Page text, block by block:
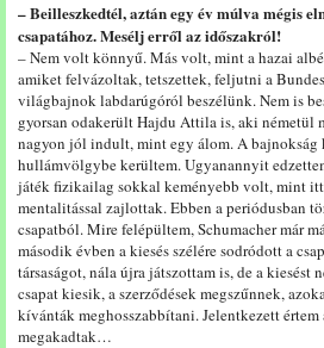
– Beilleszkedtél, aztán egy év múlva mégis
csapatához. Mesélj erről az időszakról!
– Nem volt könnyű. Más volt, mint a hazai
amiket felvázoltak, tetszettek, feljutni a
világbajnok labdarúgóról beszélünk. Nem is
gyorsan odakerült Hajdu Attila is, aki németül
nagyon jól indult, mint egy álom. A
hullámvölgybe kerültem. Ugyanannyit
játék fizikailag sokkal keményebb volt, mint
mentalitással zajlottak. Ebben a periódusban
csapatból. Mire felépültem, Schumacher már
második évben a kiesés szélére sodródott a
társaságot, nála újra játszottam is, de a
csapat kiesik, a szerződések megszűnnek,
kívánták meghosszabbítani. Jelentkezett
megakadtak…